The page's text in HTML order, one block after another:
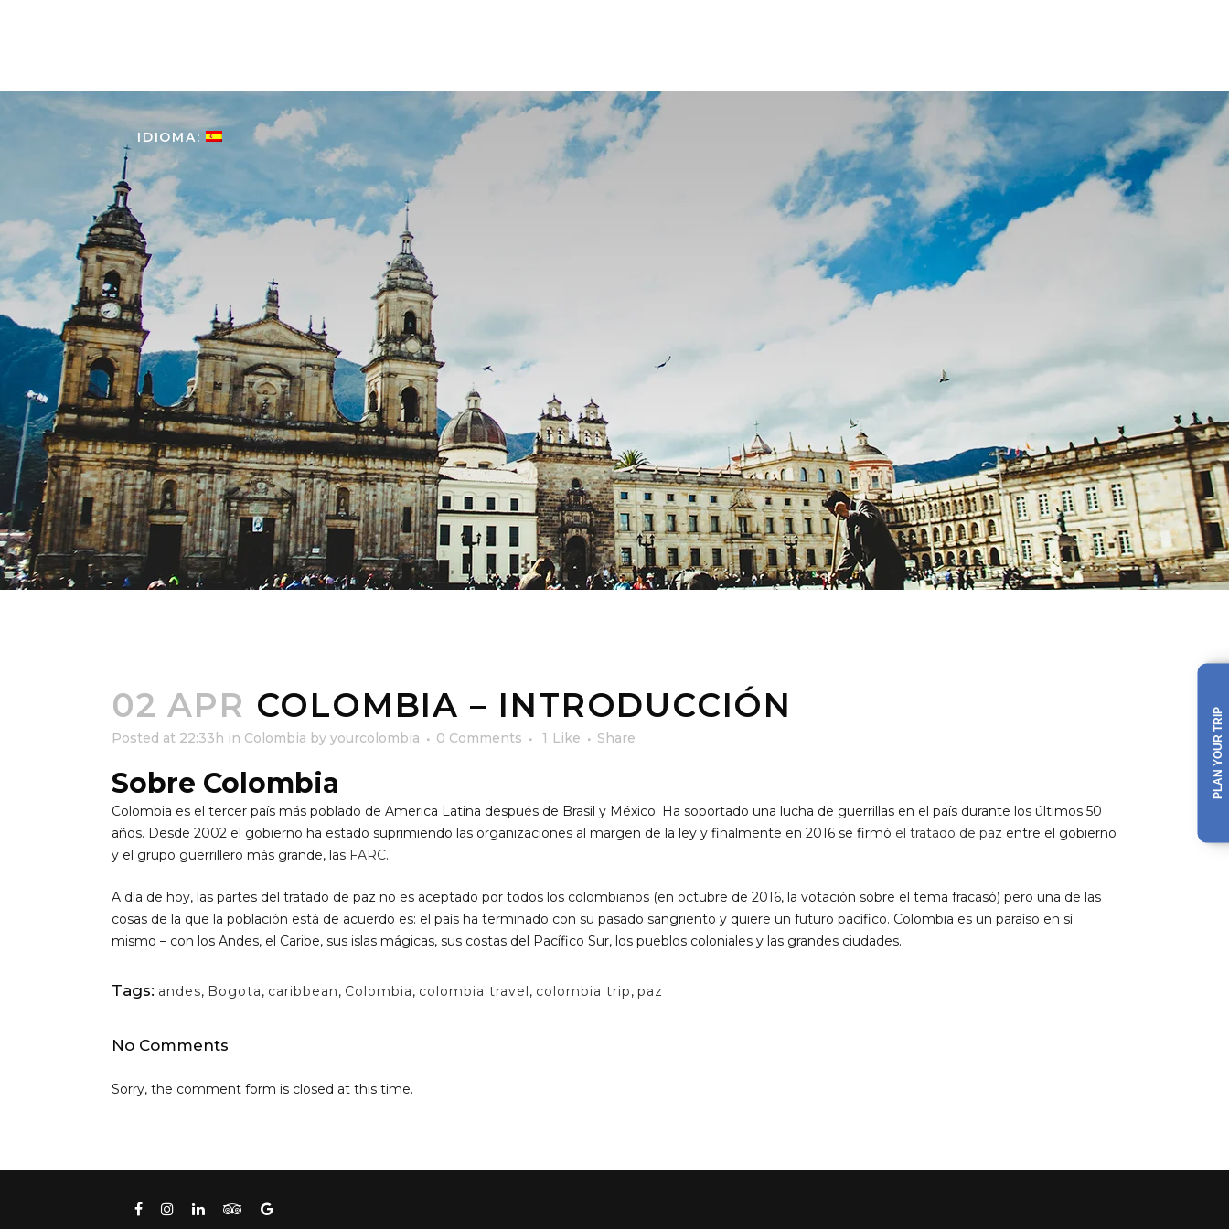
IDIOMA:
02 APR COLOMBIA – INTRODUCCIÓN
Posted at 22:33h in Colombia by yourcolombia 0 Comments 1 Like Share
Sobre Colombia
Colombia es el tercer país más poblado de America Latina después de Brasil y México. Ha soportado una lucha de guerrillas en el país durante los últimos 50
años. Desde 2002 el gobierno ha estado suprimiendo las organizaciones al margen de la ley y finalmente en 2016 se firmó el tratado de paz entre el gobierno
y el grupo guerrillero más grande, las FARC.
A día de hoy, las partes del tratado de paz no es aceptado por todos los colombianos (en octubre de 2016, la votación sobre el tema fracasó) pero una de las
cosas de la que la población está de acuerdo es: el país ha terminado con su pasado sangriento y quiere un futuro pacífico. Colombia es un paraíso en sí
mismo – con los Andes, el Caribe, sus islas mágicas, sus costas del Pacífico Sur, los pueblos coloniales y las grandes ciudades.
Tags: andes, Bogota, caribbean, Colombia, colombia travel, colombia trip, paz
No Comments
Sorry, the comment form is closed at this time.
PLAN YOUR TRIP